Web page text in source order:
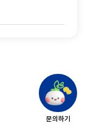
문의하기